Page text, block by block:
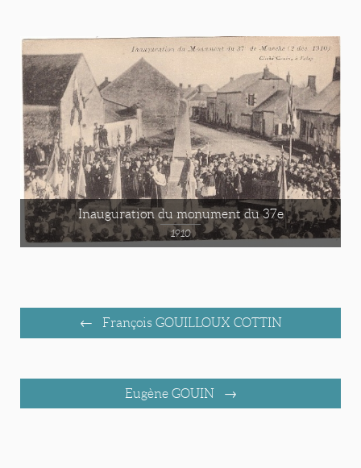
Inauguration du monument du 37e
1910
François GOUILLOUX COTTIN
Eugène GOUIN